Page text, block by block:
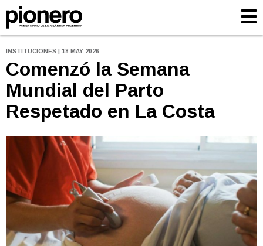
INSTITUCIONES | 18 MAY 2026
Comenzó la Semana
Mundial del Parto
Respetado en La Costa